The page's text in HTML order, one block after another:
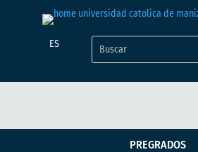
ES
PREGRADOS